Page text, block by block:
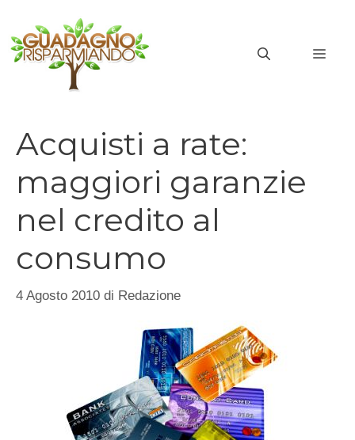
contenuto
Acquisti a rate:
maggiori garanzie
nel credito al
consumo
4 Agosto 2010 di Redazione